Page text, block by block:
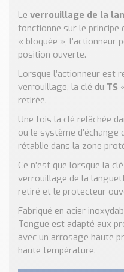
Conseils et Actualités
Catalogue des
brasseries
Contact & Devis
Devis, Tarifs,
Le verrouillage de la
fonctionne sur le principe
« bloquée »,
position ouverte.
Lorsque l’actionneur est
verrouillage, la clé du TS
retirée.
Une fois la clé relâchée
ou le système d’échange
rétablie dans la zone
Ce n’est que lorsque la
verrouillage de la
retiré et le protecteur
Fabriqué en acier
Tongue est adapté aux
avec un arrosage haute
haute température.